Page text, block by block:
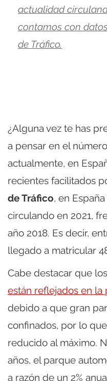
actualidad
contamos con
de Tráfico.
¿Alguna vez te has
a pensar en el
actualmente, en
recientes facilitados
de Tráfico, en
circulando en 2021,
año 2018. Es decir,
llegado a matricular
Cabe destacar que los
están reflejados en la
debido a que gran
confinados, por lo
reducido al máximo.
años, el parque
a razón de un 2%